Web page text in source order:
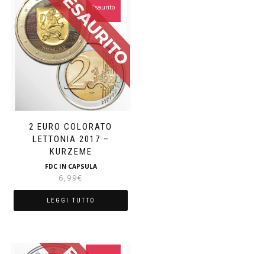
2 EURO COLORATO
LETTONIA 2017 –
KURZEME
FDC IN CAPSULA
6,99€
Esaurito
LEGGI TUTTO